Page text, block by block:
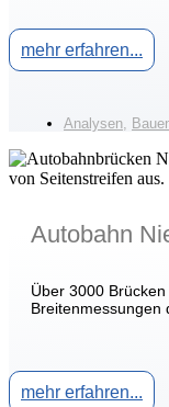
mehr erfahren...
Analysen,
Autobahn
Über 3000
Breitenmessungen
mehr erfahren...